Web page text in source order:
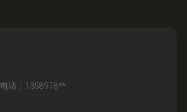
电话：1358978**